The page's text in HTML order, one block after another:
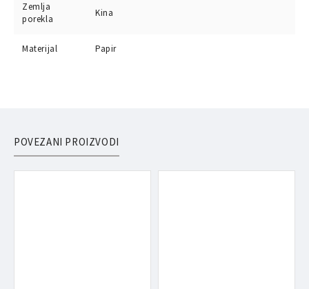
Zemlja
porekla
Kina
Materijal Papir
POVEZANI PROIZVODI